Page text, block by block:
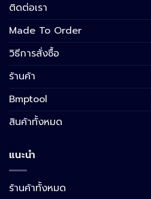
ติดต่อเรา
Made To Order
วิธีการสั่งซื้อ
ร้านค้า
Bmptool
สินค้าทั้งหมด
แนะนำ
ร้านค้าทั้งหมด